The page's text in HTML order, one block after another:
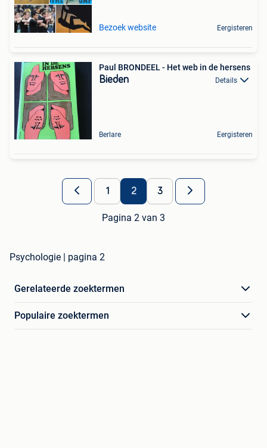
Bezoek website Eergisteren
Paul BRONDEEL - Het web in de hersens
Bieden Details
Berlare Eergisteren
1 2 3
Pagina 2 van 3
Psychologie | pagina 2
Gerelateerde zoektermen
Populaire zoektermen